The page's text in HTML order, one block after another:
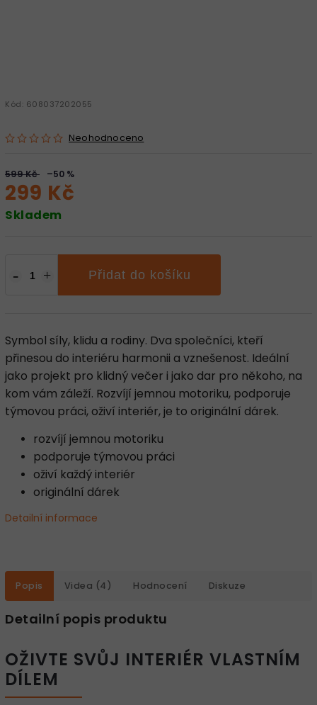
Kód: 608037202055
Neohodnoceno
599 Kč –50 %
299 Kč
Skladem
Přidat do košíku
Symbol síly, klidu a rodiny. Dva společníci, kteří
přinesou do interiéru harmonii a vznešenost. Ideální
jako projekt pro klidný večer i jako dar pro někoho, na
kom vám záleží. Rozvíjí jemnou motoriku, podporuje
týmovou práci, oživí interiér, je to originální dárek.
rozvíjí jemnou motoriku
podporuje týmovou práci
oživí každý interiér
originální dárek
Detailní informace
Popis Videa (4) Hodnocení Diskuze
Detailní popis produktu
OŽIVTE SVŮJ INTERIÉR VLASTNÍM
DÍLEM